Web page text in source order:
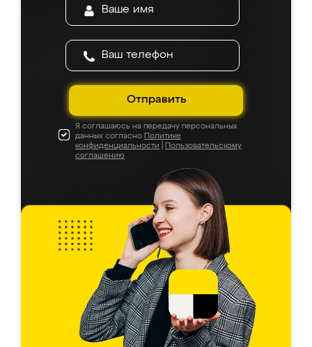
Отправить
Я соглашаюсь на передачу персональных
данных согласно Политике
конфиденциальности
Пользовательскому
соглашению